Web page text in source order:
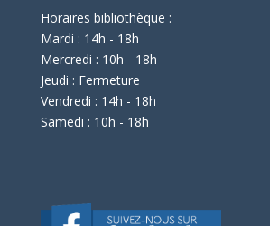
Horaires bibliothèque :
Mardi : 14h - 18h
Mercredi : 10h - 18h
Jeudi : Fermeture
Vendredi : 14h - 18h
Samedi : 10h - 18h